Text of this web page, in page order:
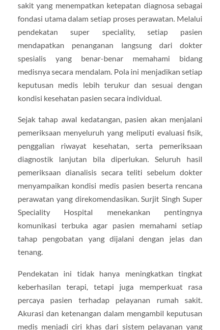
sakit yang menempatkan ketepatan diagnosa sebagai
fondasi utama dalam setiap proses perawatan. Melalui
pendekatan super speciality, setiap pasien
mendapatkan penanganan langsung dari dokter
spesialis yang benar-benar memahami bidang
medisnya secara mendalam. Pola ini menjadikan setiap
keputusan medis lebih terukur dan sesuai dengan
kondisi kesehatan pasien secara individual.
Sejak tahap awal kedatangan, pasien akan menjalani
pemeriksaan menyeluruh yang meliputi evaluasi fisik,
penggalian riwayat kesehatan, serta pemeriksaan
diagnostik lanjutan bila diperlukan. Seluruh hasil
pemeriksaan dianalisis secara teliti sebelum dokter
menyampaikan kondisi medis pasien beserta rencana
perawatan yang direkomendasikan. Surjit Singh Super
Speciality Hospital menekankan pentingnya
komunikasi terbuka agar pasien memahami setiap
tahap pengobatan yang dijalani dengan jelas dan
tenang.
Pendekatan ini tidak hanya meningkatkan tingkat
keberhasilan terapi, tetapi juga memperkuat rasa
percaya pasien terhadap pelayanan rumah sakit.
Akurasi dan ketenangan dalam mengambil keputusan
medis menjadi ciri khas dari sistem pelayanan yang